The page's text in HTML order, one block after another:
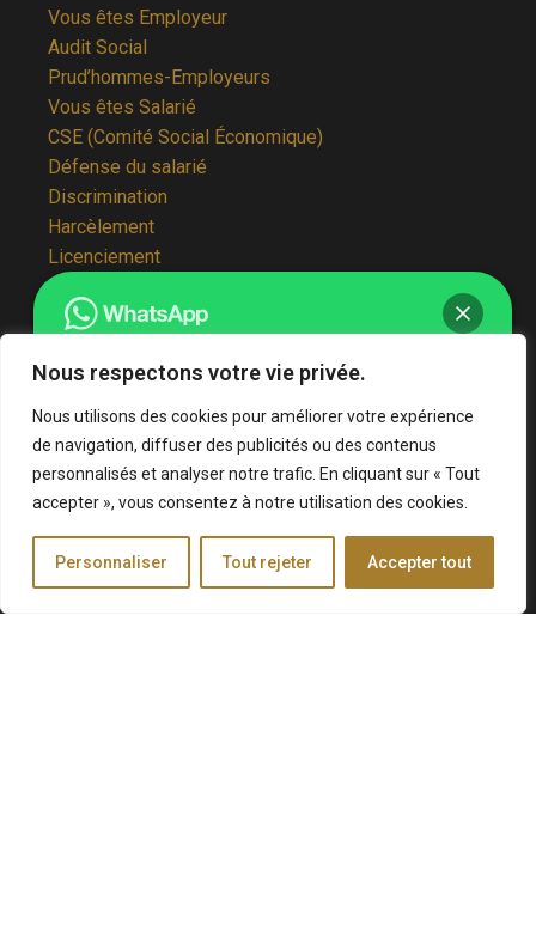
Nous respectons votre vie privée.
Nous utilisons des cookies pour améliorer votre expérience
de navigation, diffuser des publicités ou des contenus
personnalisés et analyser notre trafic. En cliquant sur « Tout
accepter », vous consentez à notre utilisation des cookies.
Personnaliser Tout rejeter Accepter tout
Vous êtes Employeur
Audit Social
Prud’hommes-Employeurs
Vous êtes Salarié
CSE (Comité Social Économique)
Défense du salarié
Discrimination
Harcèlement
Licenciement
Prud’hommes-Salariés
Rappel de salaire
Sanction disciplinaire
→Droit des affaires et des sociétés
Acquisition/Cession de fonds de commerce
Baux commerciaux
Contrats Commerciaux
Création de sociétés
Fusions et Acquisitions (M&A)
Bonjour je suis Me. Sarah Khelifaoui. 👋
Comment puis-je vous aider ?
Chat ouvert